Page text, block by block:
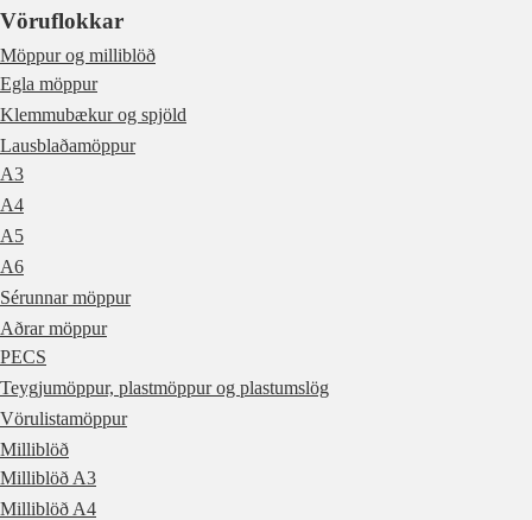
Vöruflokkar
Möppur og milliblöð
Egla möppur
Klemmubækur og spjöld
Lausblaðamöppur
A3
A4
A5
A6
Sérunnar möppur
Aðrar möppur
PECS
Teygjumöppur, plastmöppur og plastumslög
Vörulistamöppur
Milliblöð
Milliblöð A3
Milliblöð A4